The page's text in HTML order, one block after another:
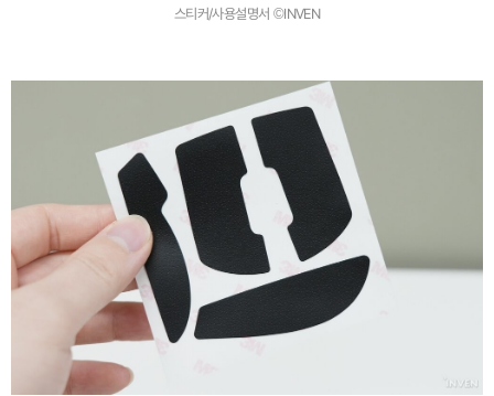
스티커/사용설명서 ©INVEN